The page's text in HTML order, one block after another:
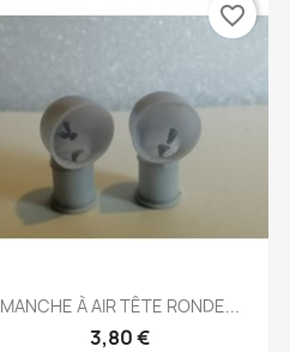
Aperçu rapide
MANCHE À AIR TÊTE RONDE...
3,80 €
favorite_border